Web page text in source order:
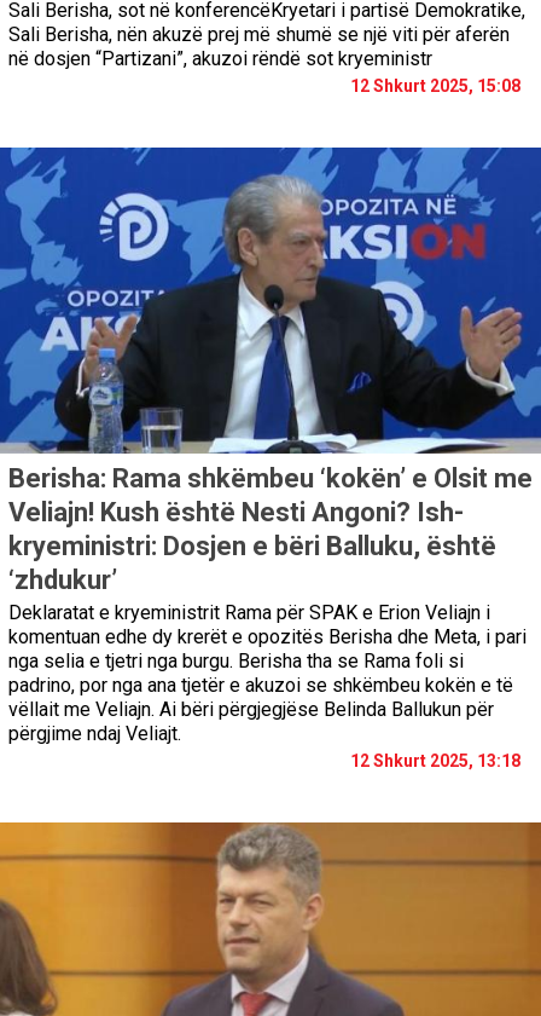
Sali Berisha, sot në konferencëKryetari i partisë Demokratike,
Sali Berisha, nën akuzë prej më shumë se një viti për aferën
në dosjen “Partizani”, akuzoi rëndë sot kryeministr
12 Shkurt 2025, 15:08
Berisha: Rama shkëmbeu ‘kokën’ e Olsit me
Veliajn! Kush është Nesti Angoni? Ish-
kryeministri: Dosjen e bëri Balluku, është
‘zhdukur’
Deklaratat e kryeministrit Rama për SPAK e Erion Veliajn i
komentuan edhe dy krerët e opozitës Berisha dhe Meta, i pari
nga selia e tjetri nga burgu. Berisha tha se Rama foli si
padrino, por nga ana tjetër e akuzoi se shkëmbeu kokën e të
vëllait me Veliajn. Ai bëri përgjegjëse Belinda Ballukun për
përgjime ndaj Veliajt.
12 Shkurt 2025, 13:18